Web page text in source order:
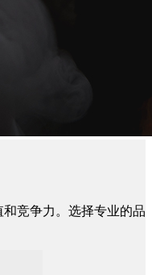
竞争力。选择专业的品